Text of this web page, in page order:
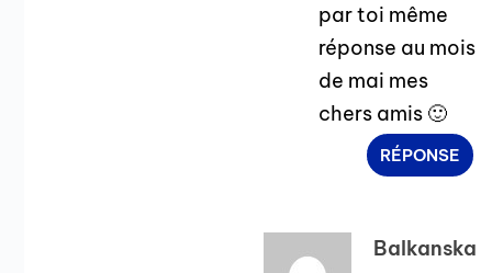
par toi même
réponse au mois
de mai mes
chers amis 🙂
RÉPONSE
Balkanska